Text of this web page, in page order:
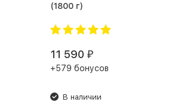
(1800 г)
11 590 ₽
+579 бонусов
В наличии